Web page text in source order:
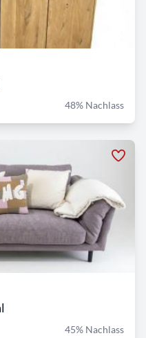
48% Nachlass
45% Nachlass